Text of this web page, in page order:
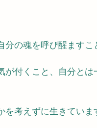
の魂を呼び醒ますこ
付くこと、自分とは
考えずに生きていま